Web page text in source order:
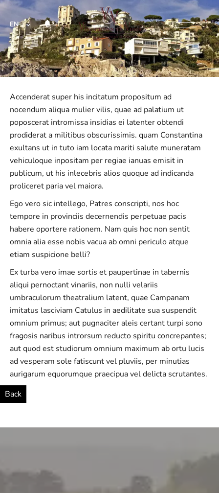
EN
Accenderat super his incitatum propositum ad
nocendum aliqua mulier vilis, quae ad palatium ut
poposcerat intromissa insidias ei latenter obtendi
prodiderat a militibus obscurissimis. quam Constantina
exultans ut in tuto iam locata mariti salute muneratam
vehiculoque inpositam per regiae ianuas emisit in
publicum, ut his inlecebris alios quoque ad indicanda
proliceret paria vel maiora.
Ego vero sic intellego, Patres conscripti, nos hoc
tempore in provinciis decernendis perpetuae pacis
habere oportere rationem. Nam quis hoc non sentit
omnia alia esse nobis vacua ab omni periculo atque
etiam suspicione belli?
Ex turba vero imae sortis et paupertinae in tabernis
aliqui pernoctant vinariis, non nulli velariis
umbraculorum theatralium latent, quae Campanam
imitatus lasciviam Catulus in aedilitate sua suspendit
omnium primus; aut pugnaciter aleis certant turpi sono
fragosis naribus introrsum reducto spiritu concrepantes;
aut quod est studiorum omnium maximum ab ortu lucis
ad vesperam sole fatiscunt vel pluviis, per minutias
aurigarum equorumque praecipua vel delicta scrutantes.
Back